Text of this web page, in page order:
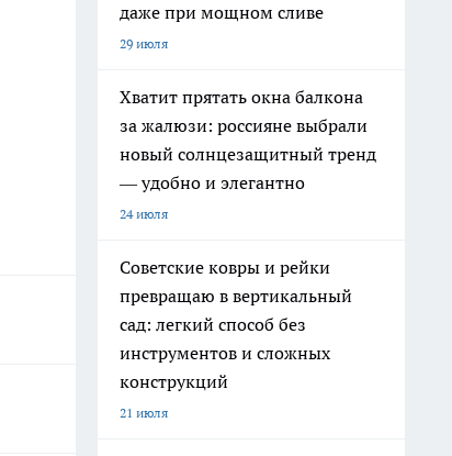
даже при мощном сливе
29 июля
Хватит прятать окна балкона
за жалюзи: россияне выбрали
новый солнцезащитный тренд
— удобно и элегантно
24 июля
Советские ковры и рейки
превращаю в вертикальный
сад: легкий способ без
инструментов и сложных
конструкций
21 июля